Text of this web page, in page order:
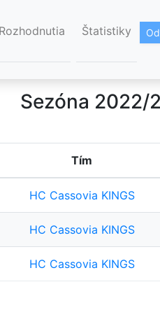
Rozhodnutia Štatistiky
Sezóna 2022/
Tím
HC Cassovia KINGS
HC Cassovia KINGS
HC Cassovia KINGS